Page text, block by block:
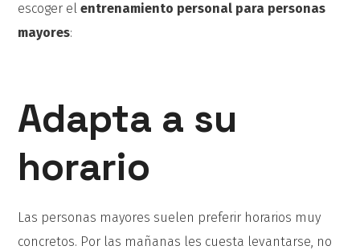
escoger elentrenamiento personal para personas
mayores:
Adapta a su
horario
Las personas mayores suelen preferir horarios muy
concretos. Por las mañanas les cuesta levantarse, no